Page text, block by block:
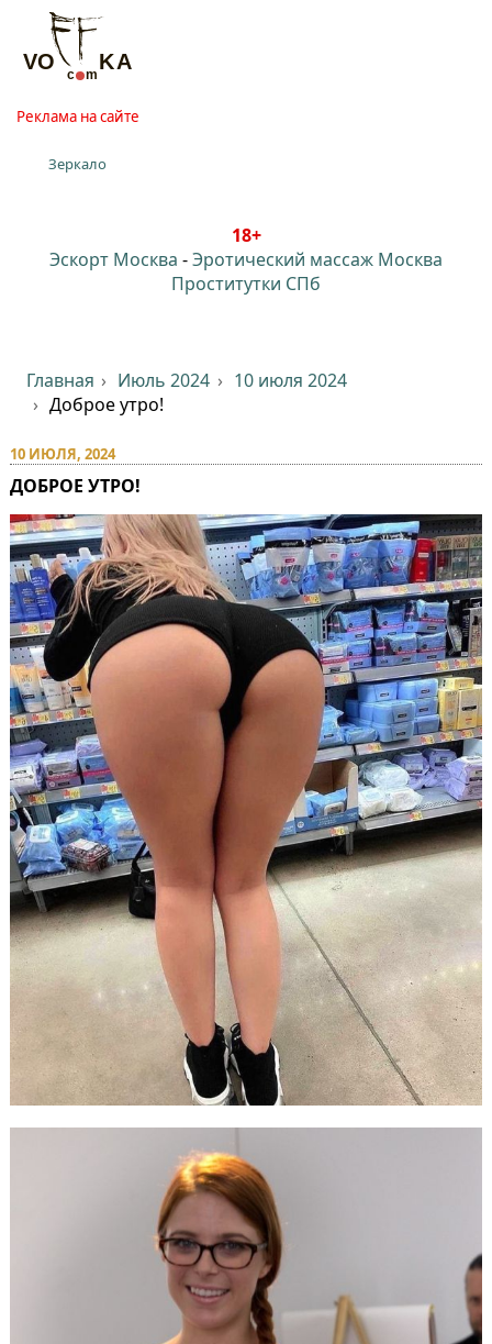
Реклама на сайте
Зеркало
18+
Эскорт Москва -Эротический массаж Москва
Проститутки СПб
Главная Июль 2024
10 июля 2024
Доброе утро!
10 ИЮЛЯ, 2024
ДОБРОЕ УТРО!